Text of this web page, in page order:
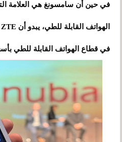
في حين أن سامسونغ هي العلامة
في قطاع الهواتف القابلة للطي